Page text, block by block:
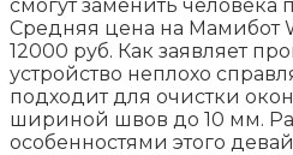
смогут заменить человека
Средняя цена на Мамибот
12000 руб. Как заявляет
устройство неплохо
подходит для очистки
шириной швов до 10 мм.
особенностями этого